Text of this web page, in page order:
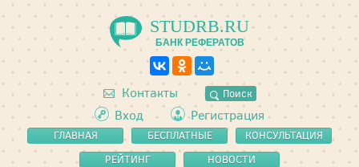
STUDRB.RU
БАНК РЕФЕРАТОВ
Контакты Поиск
Вход Регистрация
ГЛАВНАЯ
БЕСПЛАТНЫЕ
РЕФЕРАТЫ
КОНСУЛЬТАЦИЯ
РЕЙТИНГ
НОВОСТИ